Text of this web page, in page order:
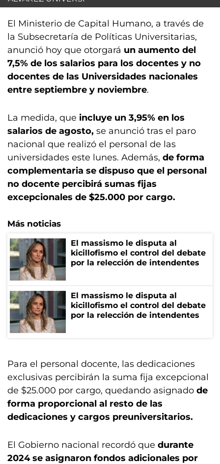
El Ministerio de Capital Humano, a través de
la Subsecretaría de Políticas Universitarias,
anunció hoy que otorgará un aumento del
7,5% de los salarios para los docentes y no
docentes de las Universidades nacionales
entre septiembre y noviembre.
La medida, que incluye un 3,95% en los
salarios de agosto, se anunció tras el paro
nacional que realizó el personal de las
universidades este lunes. Además, de forma
complementaria se dispuso que el personal
no docente percibirá sumas fijas
excepcionales de $25.000 por cargo.
Más noticias
El massismo le disputa al
kicillofismo el control del debate
por la relección de intendentes
El massismo le disputa al
kicillofismo el control del debate
por la relección de intendentes
Para el personal docente, las dedicaciones
exclusivas percibirán la suma fija excepcional
de $25.000 por cargo, quedando asignado de
forma proporcional al resto de las
dedicaciones y cargos preuniversitarios.
El Gobierno nacional recordó que durante
2024 se asignaron fondos adicionales por